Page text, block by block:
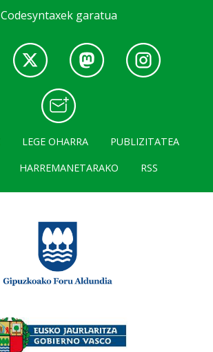
Codesyntaxek garatua
LEGE OHARRA
PUBLIZITATEA
HARREMANETARAKO RSS